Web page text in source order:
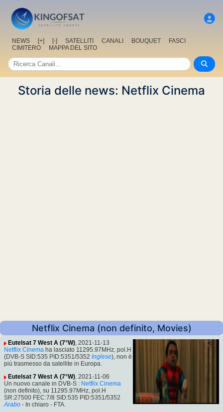
NEWS [+] [-] SATELLITI CANALI BOUQUET
FASCI
CIMITERO
MAPPA DEL SITO
Storia delle news: Netflix Cinema
Netflix Cinema (non definito, Movies)
Eutelsat 7 West A (7°W), 2021-11-13
Netflix Cinema ha lasciato 11295.97MHz, pol.H
(DVB-S SID:535 PID:5351/5352 Inglese), non è
più trasmesso da satellite in Europa.
Eutelsat 7 West A (7°W), 2021-11-06
Un nuovo canale in DVB-S : Netflix Cinema
(non definito), su 11295.97MHz, pol.H
SR:27500 FEC:7/8 SID:535 PID:5351/5352
Arabo - In chiaro - FTA.